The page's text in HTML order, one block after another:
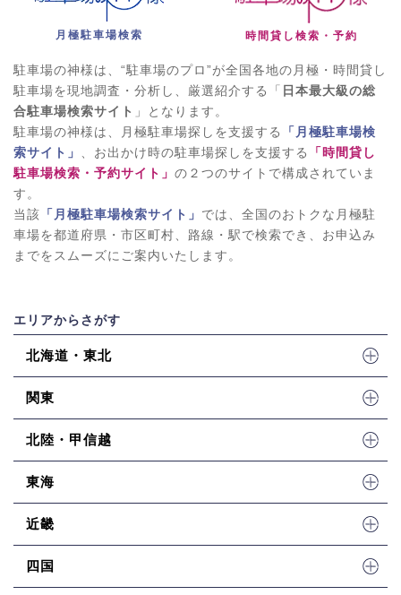
月極駐車場検索 時間貸し検索・予約
駐車場の神様は、“駐車場のプロ”が全国各地の月極・時間貸し
駐車場を現地調査・分析し、厳選紹介する「 日本最大級の総
合駐車場検索サイト 」となります。
駐車場の神様は、月極駐車場探しを支援する
「月極駐車場検
索サイト」
、お出かけ時の駐車場探しを支援する
「時間貸し
駐車場検索・予約サイト」 の２つのサイトで構成されていま
す。
当該 「月極駐車場検索サイト」 では、全国のおトクな月極駐
車場を都道府県・市区町村、路線・駅で検索でき、お申込み
までをスムーズにご案内いたします。
エリアからさがす
北海道・東北
関東
北陸・甲信越
東海
近畿
四国